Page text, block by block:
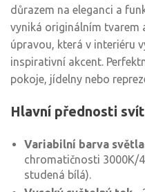
důrazem na eleganci a
vyniká originálním tvarem
úpravou, která v interiéru
inspirativní akcent.
pokoje, jídelny nebo
Hlavní přednosti
Variabilní barva světla
chromatičnosti 3000K/
studená bílá).